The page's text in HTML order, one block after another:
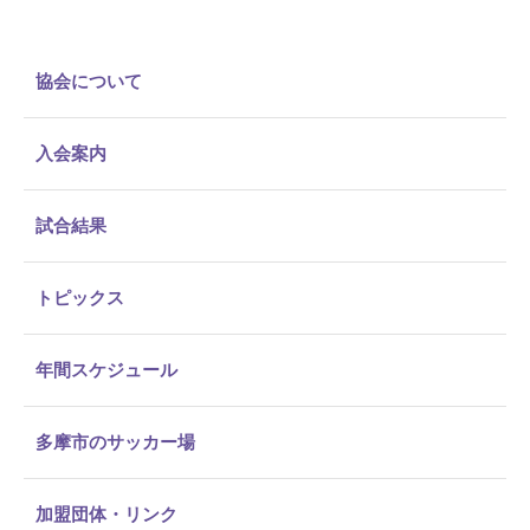
協会について
入会案内
試合結果
トピックス
年間スケジュール
多摩市のサッカー場
加盟団体・リンク